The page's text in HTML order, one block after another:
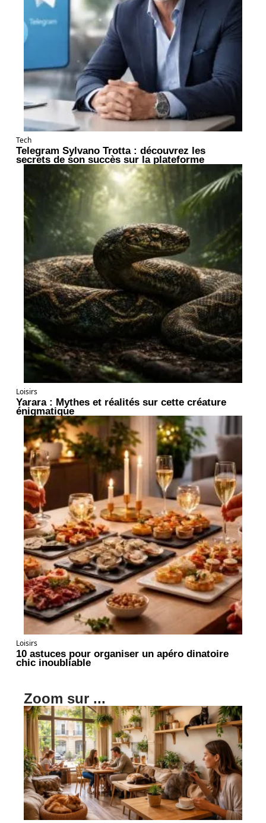
Tech
Telegram Sylvano Trotta : découvrez les
secrets de son succès sur la plateforme
Loisirs
Yarara : Mythes et réalités sur cette créature
énigmatique
Loisirs
10 astuces pour organiser un apéro dinatoire
chic inoubliable
Zoom sur ...